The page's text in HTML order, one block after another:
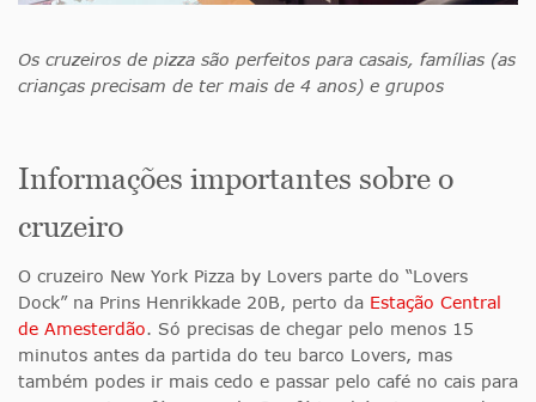
Os cruzeiros de pizza são perfeitos para casais, famílias (as
crianças precisam de ter mais de 4 anos) e grupos
Informações importantes sobre o
cruzeiro
O cruzeiro New York Pizza by Lovers parte do “Lovers
Dock” na Prins Henrikkade 20B, perto da Estação Central
de Amesterdão. Só precisas de chegar pelo menos 15
minutos antes da partida do teu barco Lovers, mas
também podes ir mais cedo e passar pelo café no cais para